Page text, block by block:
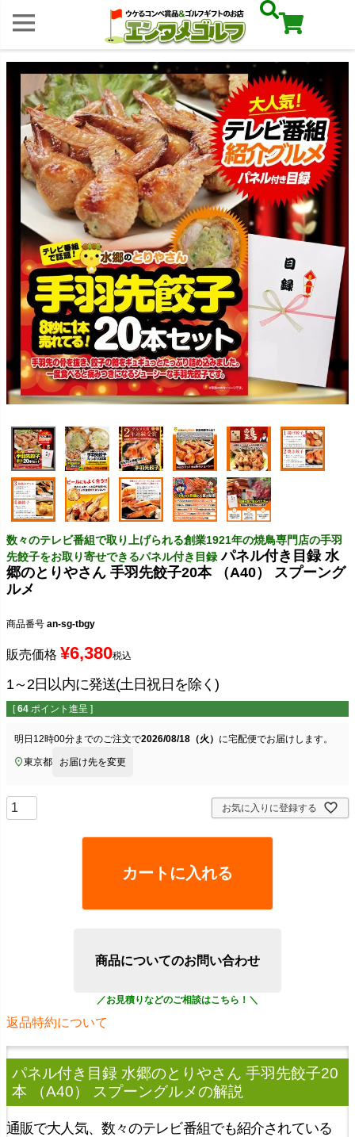
数々のテレビ番組で取り上げられる創業1921年の焼鳥専門店の手羽
先餃子をお取り寄せできるパネル付き目録 パネル付き目録 水
郷のとりやさん 手羽先餃子20本 （A40） スプーング
ルメ
商品番号 an-sg-tbgy
販売価格 ¥6,380税込
1～2日以内に発送(土日祝日を除く)
[ 64 ポイント進呈 ]
明日 12時00分までのご注文で2026/08/18（火） に宅配便でお届けします。
東京都 お届け先を変更
お気に入りに登録する
カートに入れる
商品についてのお問い合わせ
返品特約について
パネル付き目録 水郷のとりやさん 手羽先餃子20
本 （A40） スプーングルメの解説
通販で大人気、数々のテレビ番組でも紹介されている